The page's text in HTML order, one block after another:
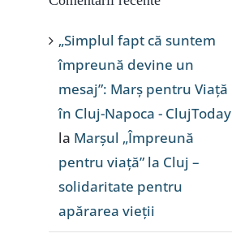
„Simplul fapt că suntem
împreună devine un
mesaj”: Marș pentru Viață
în Cluj-Napoca - ClujToday
la Marșul „Împreună
pentru viață” la Cluj –
solidaritate pentru
apărarea vieții